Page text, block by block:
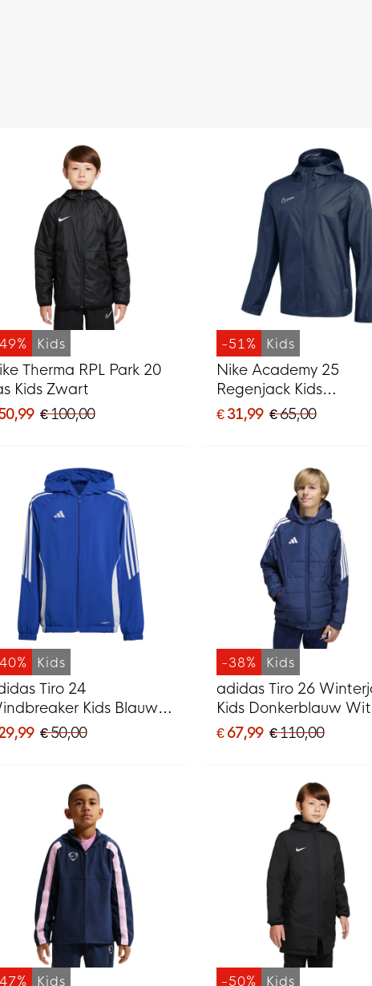
Kids
Therma RPL Park 20
Kids Zwart
€ 100,00
-51% Kids
Nike Academy 25
Regenjack Kids
Donkerblauw Wit
€ 31,99 € 65,00
Kids
Tiro 24
Kids Blauw
€ 50,00
-38% Kids
adidas Tiro 26
Kids Donkerblauw Wit
€ 67,99 € 110,00
Kids -50% Kids